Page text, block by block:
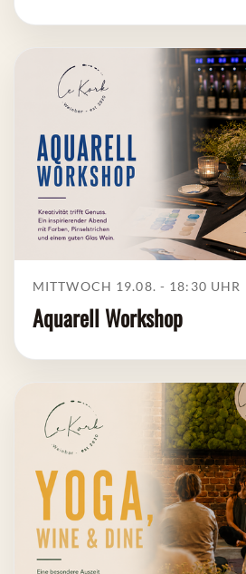
MITTWOCH 19.08. - 18:30 UHR
Aquarell Workshop